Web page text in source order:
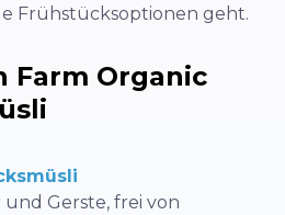
Frühstücksoptionen geht.
Farm Organic
Gerste, frei von